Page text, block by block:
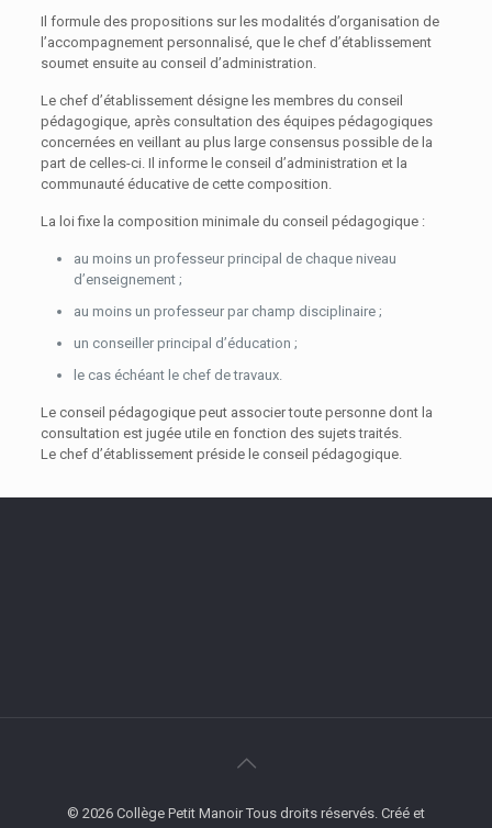
Il formule des propositions sur les modalités d’organisation de
l’accompagnement personnalisé, que le chef d’établissement
soumet ensuite au conseil d’administration.
Le chef d’établissement désigne les membres du conseil
pédagogique, après consultation des équipes pédagogiques
concernées en veillant au plus large consensus possible de la
part de celles-ci. Il informe le conseil d’administration et la
communauté éducative de cette composition.
La loi fixe la composition minimale du conseil pédagogique :
au moins un professeur principal de chaque niveau
d’enseignement ;
au moins un professeur par champ disciplinaire ;
un conseiller principal d’éducation ;
le cas échéant le chef de travaux.
Le conseil pédagogique peut associer toute personne dont la
consultation est jugée utile en fonction des sujets traités.
Le chef d’établissement préside le conseil pédagogique.
© 2026 Collège Petit Manoir Tous droits réservés. Créé et